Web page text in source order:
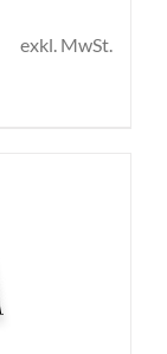
exkl. MwSt.